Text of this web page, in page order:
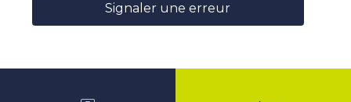
Signaler une erreur